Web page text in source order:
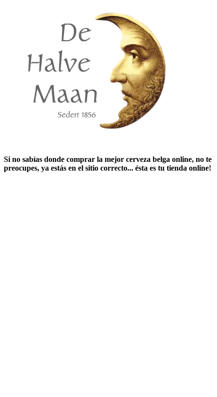
Si no sabías ​ donde comprar la mejor cerveza belga online​, no te
preocupes, ya estás en el sitio correcto... ésta es tu tienda online!